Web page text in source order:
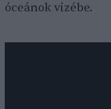
óceánok vizébe.